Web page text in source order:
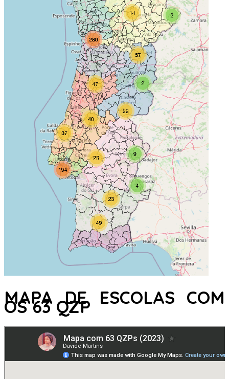
MAPA DE ESCOLAS COM
OS 63 QZP